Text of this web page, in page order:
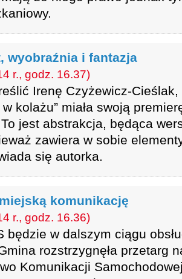
wyobraźnia i fantazja
r., godz. 16.37)
Irenę Czyżewicz-
w kolażu” miała swoją
jest abstrakcja, będąca
zawiera w sobie
się autorka.
komunikację
r., godz. 16.36)
będzie w dalszym ciągu
rozstrzygnęła przetarg
Komunikacji